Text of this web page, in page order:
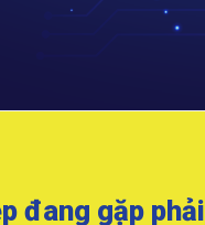
đang gặp phải